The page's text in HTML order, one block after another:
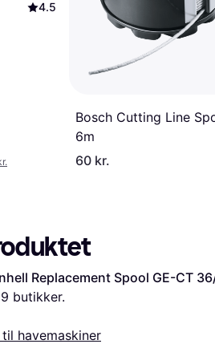
4.5
Bosch Cutting Line
6m
60 kr.
Replacement Spool GE-CT
9 butikker.
havemaskiner